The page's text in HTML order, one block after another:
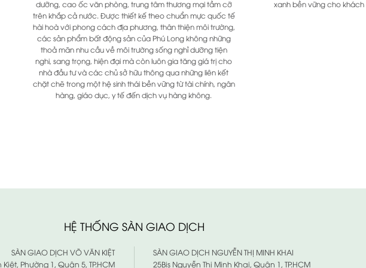
dưỡng, cao ốc văn phòng, trung tâm thương mại tầm cỡ
trên khắp cả nước. Được thiết kế theo chuẩn mực quốc tế
hài hoà với phong cách địa phương, thân thiện môi trường,
các sản phẩm bất động sản của Phú Long không những
thoả mãn nhu cầu về môi trường sống nghỉ dưỡng tiện
nghi, sang trọng, hiện đại mà còn luôn gia tăng giá trị cho
nhà đầu tư và các chủ sở hữu thông qua những liên kết
chặt chẽ trong một hệ sinh thái bền vững từ tài chính, ngân
hàng, giáo dục, y tế đến dịch vụ hàng không.
xanh bền vững cho
HỆ THỐNG SÀN GIAO DỊCH
SÀN GIAO DỊCH VÕ VĂN KIỆT
Phường 1, Quận 5, TP.HCM
SÀN GIAO DỊCH NGUYỄN THỊ MINH KHAI
25Bis Nguyễn Thị Minh Khai, Quận 1, TP.HCM